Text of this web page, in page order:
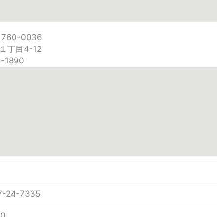
0036
丁目4-12
1890
24-7335